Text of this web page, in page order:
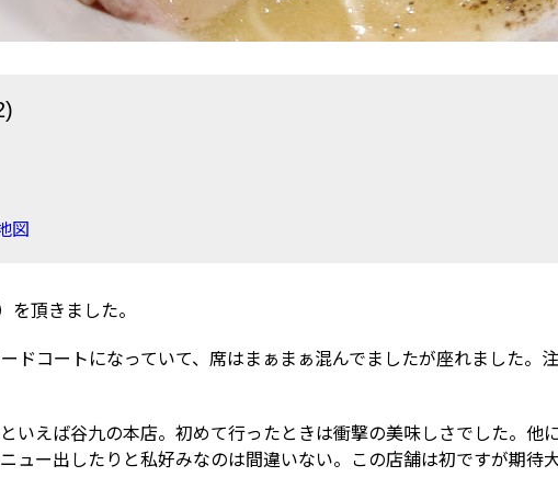
図
頂きました。
ドコートになっていて、席はまぁまぁ混んでましたが座れました。
いえば谷九の本店。初めて行ったときは衝撃の美味しさでした。他
ュー出したりと私好みなのは間違いない。この店舗は初ですが期待